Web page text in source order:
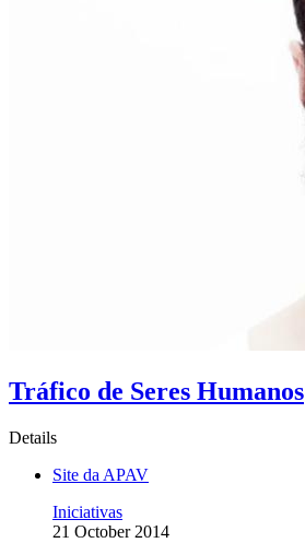
Tráfico de Seres Humanos
Details
Site da APAV
Iniciativas
21 October 2014